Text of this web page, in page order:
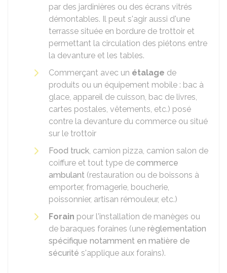
par des jardinières ou des écrans vitrés
démontables. Il peut s'agir aussi d'une
terrasse située en bordure de trottoir et
permettant la circulation des piétons entre
la devanture et les tables.
Commerçant avec un étalage de
produits ou un équipement mobile : bac à
glace, appareil de cuisson, bac de livres,
cartes postales, vêtements, etc.) posé
contre la devanture du commerce ou situé
sur le trottoir
Food truck, camion pizza, camion salon de
coiffure et tout type de commerce
ambulant (restauration ou de boissons à
emporter, fromagerie, boucherie,
poissonnier, artisan rémouleur, etc.)
Forain pour l'installation de manèges ou
de baraques foraines (une règlementation
spécifique notamment en matière de
sécurité s'applique aux forains).